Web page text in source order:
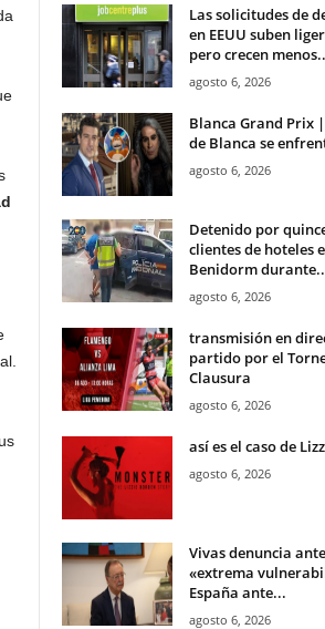
Las solicitudes de
en EEUU suben
pero crecen
agosto 6, 2026
Blanca Grand Prix
de Blanca se
agosto 6, 2026
Detenido por
clientes de hoteles
Benidorm
agosto 6, 2026
transmisión en
partido por el
Clausura
agosto 6, 2026
así es el caso de
agosto 6, 2026
Vivas denuncia
«extrema
España ante...
agosto 6, 2026